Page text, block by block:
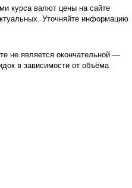
курса валют цены на сайте
Уточняйте информацию
не является окончательной —
в зависимости от объёма